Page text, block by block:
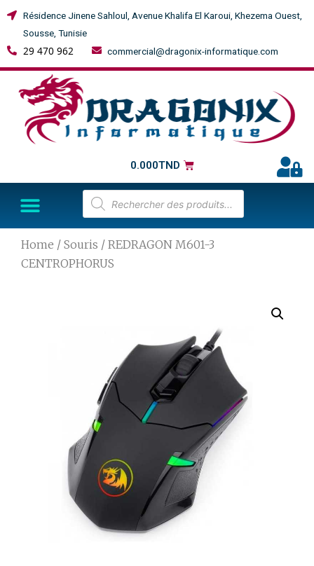
Résidence Jinene Sahloul, Avenue Khalifa El Karoui, Khezema Ouest,
Sousse, Tunisie
29 470 962 commercial@dragonix-informatique.com
0.000TND
Home / Souris / REDRAGON M601-3
CENTROPHORUS